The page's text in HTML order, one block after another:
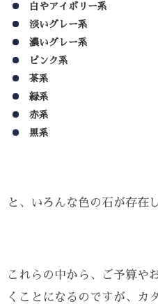
白やアイボリー系
淡いグレー系
濃いグレー系
ピンク系
茶系
緑系
赤系
黒系
と、いろんな色の石が存在
これらの中から、ご予算や
くことになるのですが、カ